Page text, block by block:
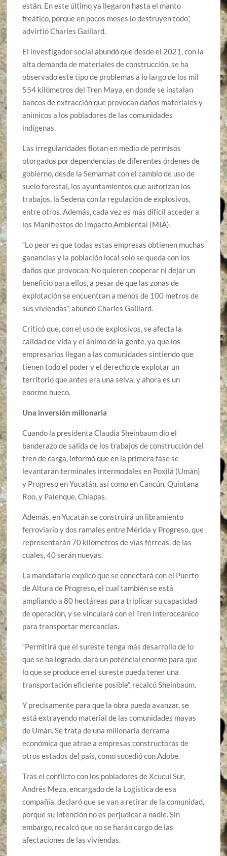
están. En este último ya llegaron hasta el manto
freático, porque en pocos meses lo destruyen todo”,
advirtió Charles Gaillard.
El investigador social abundó que desde el 2021, con la
alta demanda de materiales de construcción, se ha
observado este tipo de problemas a lo largo de los mil
554 kilómetros del Tren Maya, en donde se instalan
bancos de extracción que provocan daños materiales y
anímicos a los pobladores de las comunidades
indígenas.
Las irregularidades flotan en medio de permisos
otorgados por dependencias de diferentes órdenes de
gobierno, desde la Semarnat con el cambio de uso de
suelo forestal, los ayuntamientos que autorizan los
trabajos, la Sedena con la regulación de explosivos,
entre otros. Además, cada vez es más difícil acceder a
los Manifiestos de Impacto Ambiental (MIA).
“Lo peor es que todas estas empresas obtienen muchas
ganancias y la población local solo se queda con los
daños que provocan. No quieren cooperar ni dejar un
beneficio para ellos, a pesar de que las zonas de
explotación se encuentran a menos de 100 metros de
sus viviendas”, abundó Charles Gaillard.
Criticó que, con el uso de explosivos, se afecta la
calidad de vida y el ánimo de la gente, ya que los
empresarios llegan a las comunidades sintiendo que
tienen todo el poder y el derecho de explotar un
territorio que antes era una selva, y ahora es un
enorme hueco.
Una inversión millonaria
Cuando la presidenta Claudia Sheinbaum dio el
banderazo de salida de los trabajos de construcción del
tren de carga, informó que en la primera fase se
levantarán terminales intermodales en Poxilá (Umán)
y Progreso en Yucatán, así como en Cancún, Quintana
Roo, y Palenque, Chiapas.
Además, en Yucatán se construirá un libramiento
ferroviario y dos ramales entre Mérida y Progreso, que
representarán 70 kilómetros de vías férreas, de las
cuales, 40 serán nuevas.
La mandataria explicó que se conectará con el Puerto
de Altura de Progreso, el cual también se está
ampliando a 80 hectáreas para triplicar su capacidad
de operación, y se vinculará con el Tren Interoceánico
para transportar mercancías.
“Permitirá que el sureste tenga más desarrollo de lo
que se ha logrado, dará un potencial enorme para que
lo que se produce en el sureste pueda tener una
transportación eficiente posible”, recalcó Sheinbaum.
Y precisamente para que la obra pueda avanzar, se
está extrayendo material de las comunidades mayas
de Umán. Se trata de una millonaria derrama
económica que atrae a empresas constructoras de
otros estados del país, como sucedió con Adobe.
Tras el conflicto con los pobladores de Xcucul Sur,
Andrés Meza, encargado de la Logística de esa
compañía, declaró que se van a retirar de la comunidad,
porque su intención no es perjudicar a nadie. Sin
embargo, recalcó que no se harán cargo de las
afectaciones de las viviendas.